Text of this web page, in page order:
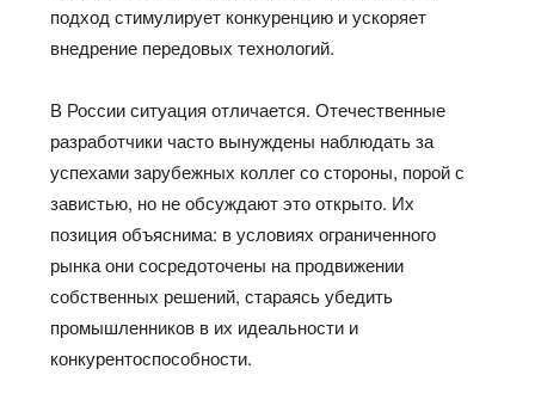
подход стимулирует конкуренцию и ускоряет
внедрение передовых технологий.
В России ситуация отличается. Отечественные
разработчики часто вынуждены наблюдать за
успехами зарубежных коллег со стороны, порой с
завистью, но не обсуждают это открыто. Их
позиция объяснима: в условиях ограниченного
рынка они сосредоточены на продвижении
собственных решений, стараясь убедить
промышленников в их идеальности и
конкурентоспособности.